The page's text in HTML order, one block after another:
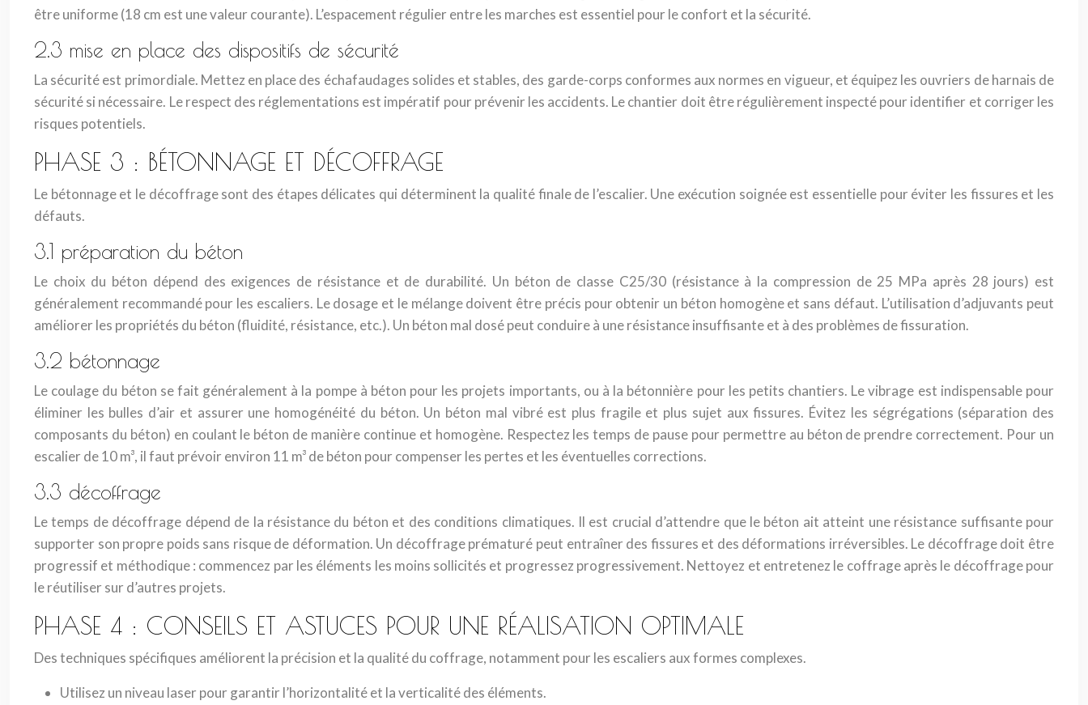
être uniforme (18 cm est une valeur courante). L’espacement régulier entre les marches est essentiel pour le confort et la sécurité.
2.3 mise en place des dispositifs de sécurité
La sécurité est primordiale. Mettez en place des échafaudages solides et stables, des garde-corps conformes aux normes en vigueur, et équipez les ouvriers de harnais de
sécurité si nécessaire. Le respect des réglementations est impératif pour prévenir les accidents. Le chantier doit être régulièrement inspecté pour identifier et corriger les
risques potentiels.
PHASE 3 : BÉTONNAGE ET DÉCOFFRAGE
Le bétonnage et le décoffrage sont des étapes délicates qui déterminent la qualité finale de l’escalier. Une exécution soignée est essentielle pour éviter les fissures et les
défauts.
3.1 préparation du béton
Le choix du béton dépend des exigences de résistance et de durabilité. Un béton de classe C25/30 (résistance à la compression de 25 MPa après 28 jours) est
généralement recommandé pour les escaliers. Le dosage et le mélange doivent être précis pour obtenir un béton homogène et sans défaut. L’utilisation d’adjuvants peut
améliorer les propriétés du béton (fluidité, résistance, etc.). Un béton mal dosé peut conduire à une résistance insuffisante et à des problèmes de fissuration.
3.2 bétonnage
Le coulage du béton se fait généralement à la pompe à béton pour les projets importants, ou à la bétonnière pour les petits chantiers. Le vibrage est indispensable pour
éliminer les bulles d’air et assurer une homogénéité du béton. Un béton mal vibré est plus fragile et plus sujet aux fissures. Évitez les ségrégations (séparation des
composants du béton) en coulant le béton de manière continue et homogène. Respectez les temps de pause pour permettre au béton de prendre correctement. Pour un
escalier de 10 m³, il faut prévoir environ 11 m³ de béton pour compenser les pertes et les éventuelles corrections.
3.3 décoffrage
Le temps de décoffrage dépend de la résistance du béton et des conditions climatiques. Il est crucial d’attendre que le béton ait atteint une résistance suffisante pour
supporter son propre poids sans risque de déformation. Un décoffrage prématuré peut entraîner des fissures et des déformations irréversibles. Le décoffrage doit être
progressif et méthodique : commencez par les éléments les moins sollicités et progressez progressivement. Nettoyez et entretenez le coffrage après le décoffrage pour
le réutiliser sur d’autres projets.
PHASE 4 : CONSEILS ET ASTUCES POUR UNE RÉALISATION OPTIMALE
Des techniques spécifiques améliorent la précision et la qualité du coffrage, notamment pour les escaliers aux formes complexes.
Utilisez un niveau laser pour garantir l’horizontalité et la verticalité des éléments.